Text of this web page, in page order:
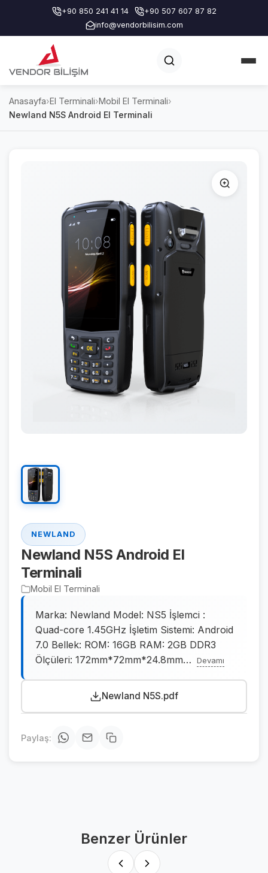
+90 850 241 41 14
+90 507 607 87 82
info@vendorbilisim.com
Anasayfa›El Terminali›Mobil El Terminali›
Newland N5S Android El Terminali
NEWLAND
Newland N5S Android El
Terminali
Mobil El Terminali
Marka: Newland Model: NS5 İşlemci :
Quad-core 1.45GHz İşletim Sistemi: Android
7.0 Bellek: ROM: 16GB RAM: 2GB DDR3
Ölçüleri: 172mm*72mm*24.8mm… Devamı
Newland N5S.pdf
Paylaş:
Benzer Ürünler